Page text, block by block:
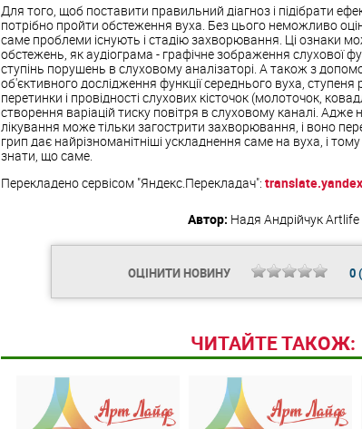
Для того, щоб поставити правильний діагноз і підібрати
потрібно пройти обстеження вуха. Без цього неможливо
саме проблеми існують і стадію захворювання. Ці ознаки
обстежень, як аудіограма - графічне зображення слухової
ступінь порушень в слуховому аналізаторі. А також з
об'єктивного дослідження функції середнього вуха, ступеня
перетинки і провідності слухових кісточок (молоточок,
створення варіацій тиску повітря в слуховому каналі. Адже
лікування може тільки загострити захворювання, і воно
грип дає найрізноманітніші ускладнення саме на вуха, і
знати, що саме.
Перекладено сервісом "Яндекс.Перекладач":
Автор: Надя АндрійчукArtlife
ОЦІНИТИ НОВИНУ 0
ЧИТАЙТЕ ТАКОЖ: